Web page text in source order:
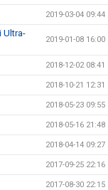
2019-03-04 09:44
Ultra-
2019-01-08 16:00
2018-12-02 08:41
2018-10-21 12:31
2018-05-23 09:55
2018-05-16 21:48
2018-04-14 09:27
2017-09-25 22:16
2017-08-30 22:15